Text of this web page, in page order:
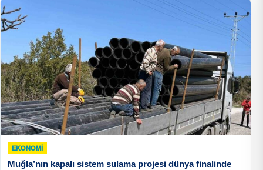
EKONOMI
Muğla’nın kapalı sistem sulama projesi dünya finalinde